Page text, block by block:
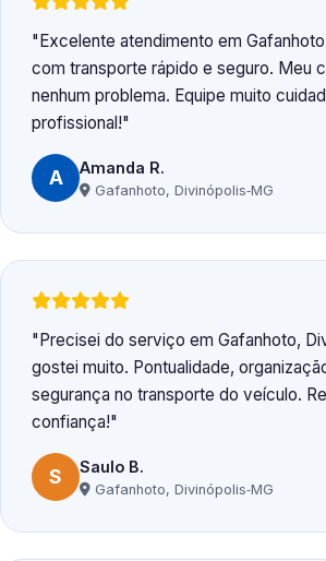
Excelente atendimento em
com transporte rápido e seguro. Meu
nenhum problema. Equipe muito
profissional!
A Amanda R.
Gafanhoto, Divinópolis‑MG
Precisei do serviço em Gafanhoto,
gostei muito. Pontualidade,
segurança no transporte do veículo.
confiança!
S Saulo B.
Gafanhoto, Divinópolis‑MG